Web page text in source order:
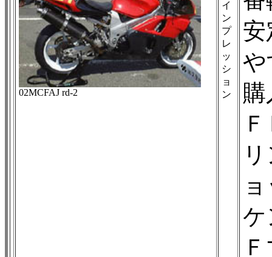
02MCFAJ rd-2
イ
ン
プ
レ
ッ
シ
ョ
ン
安
や